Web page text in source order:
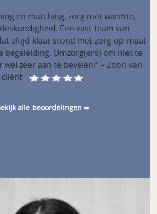
en matching, zorg met warmte,
Een vast team van
altijd klaar stond met zorg-op-maat
begeleiding. Omzorg(ers) om niet te
wel zeer aan te bevelen!" – Zoon van
cliënt
alle beoordelingen ⇨